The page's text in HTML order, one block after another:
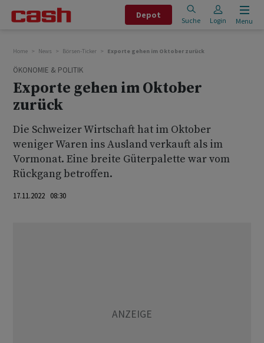
Depot
Suche Login Menu
Home News Börsen-Ticker Exporte gehen im Oktober zurück
ÖKONOMIE & POLITIK
Exporte gehen im Oktober
zurück
Die Schweizer Wirtschaft hat im Oktober
weniger Waren ins Ausland verkauft als im
Vormonat. Eine breite Güterpalette war vom
Rückgang betroffen.
17.11.2022 08:30